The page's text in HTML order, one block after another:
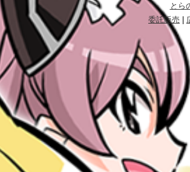
とら
委託販売